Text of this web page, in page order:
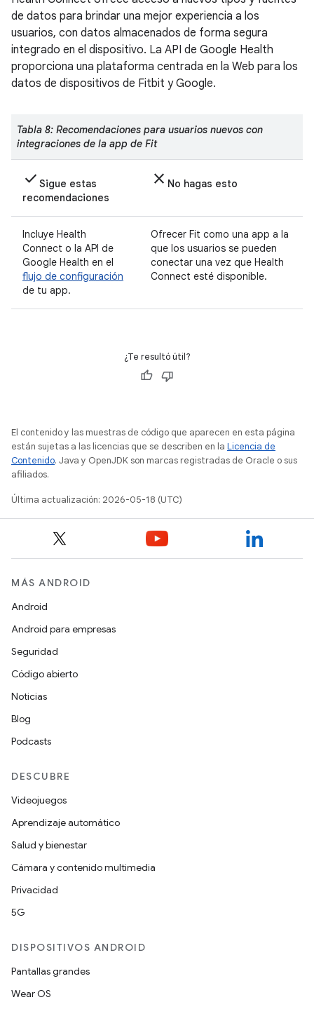
de datos para brindar una mejor experiencia a los
usuarios, con datos almacenados de forma segura
integrado en el dispositivo. La API de Google Health
proporciona una plataforma centrada en la Web para los
datos de dispositivos de Fitbit y Google.
Tabla 8: Recomendaciones para usuarios nuevos con
integraciones de la app de Fit
check Sigue estas
recomendaciones
close No hagas esto
Incluye Health
Connect o la API de
Google Health en el
flujo de configuración
de tu app.
Ofrecer Fit como una app a la
que los usuarios se pueden
conectar una vez que Health
Connect esté disponible.
¿Te resultó útil?
El contenido y las muestras de código que aparecen en esta página
están sujetas a las licencias que se describen en la Licencia de
Contenido. Java y OpenJDK son marcas registradas de Oracle o sus
afiliados.
Última actualización: 2026-05-18 (UTC)
MÁS ANDROID
Android
Android para empresas
Seguridad
Código abierto
Noticias
Blog
Podcasts
DESCUBRE
Videojuegos
Aprendizaje automático
Salud y bienestar
Cámara y contenido multimedia
Privacidad
5G
DISPOSITIVOS ANDROID
Pantallas grandes
Wear OS